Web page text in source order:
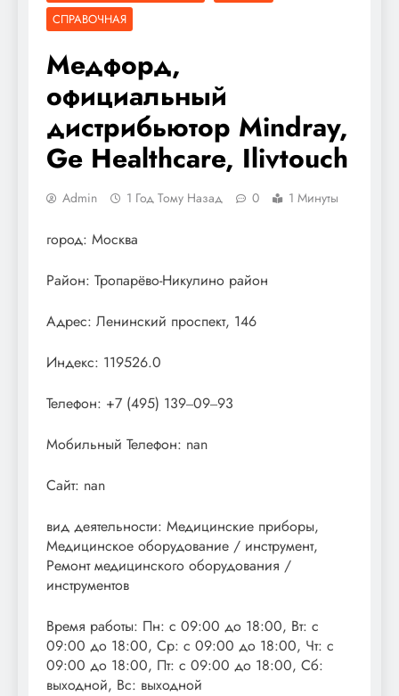
СПРАВОЧНАЯ
Медфорд,
официальный
дистрибьютор Mindray,
Ge Healthcare, Ilivtouch
Admin 1 Год Тому Назад 0 1 Минуты
город: Москва
Район: Тропарёво-Никулино район
Адрес: Ленинский проспект, 146
Индекс: 119526.0
Телефон: +7 (495) 139‒09‒93
Мобильный Телефон: nan
Сайт: nan
вид деятельности: Медицинские приборы,
Медицинское оборудование / инструмент,
Ремонт медицинского оборудования /
инструментов
Время работы: Пн: с 09:00 до 18:00, Вт: с
09:00 до 18:00, Ср: с 09:00 до 18:00, Чт: с
09:00 до 18:00, Пт: с 09:00 до 18:00, Сб:
выходной, Вс: выходной